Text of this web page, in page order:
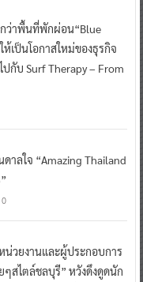
กว่าพื้นที่พักผ่อน“Blue
ห้เป็นโอกาสใหม่ของธุรกิจ
ปกับ Surf Therapy – From
าลใจ “Amazing Thailand
0
วยงานและผู้ประกอบการ
สไตล์ชลบุรี” หวังดึงดูดนัก